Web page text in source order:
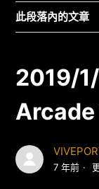
此段落內的文章
2019/
Arcade
7 年前